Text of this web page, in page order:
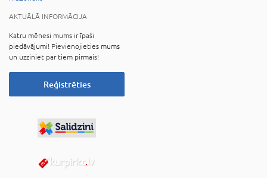
AKTUĀLĀ INFORMĀCIJA
Katru mēnesi mums ir īpaši
piedāvājumi! Pievienojieties mums
un uzziniet par tiem pirmais!
Reģistrēties